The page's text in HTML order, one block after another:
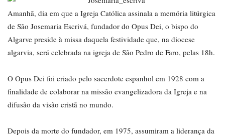
Amanhã, dia em que a Igreja Católica assinala a memória litúrgica
de São Josemaria Escrivá, fundador do Opus Dei, o bispo do
Algarve preside à missa daquela festividade que, na diocese
algarvia, será celebrada na igreja de São Pedro de Faro, pelas 18h.
O Opus Dei foi criado pelo sacerdote espanhol em 1928 com a
finalidade de colaborar na missão evangelizadora da Igreja e na
difusão da visão cristã no mundo.
Depois da morte do fundador, em 1975, assumiram a liderança da